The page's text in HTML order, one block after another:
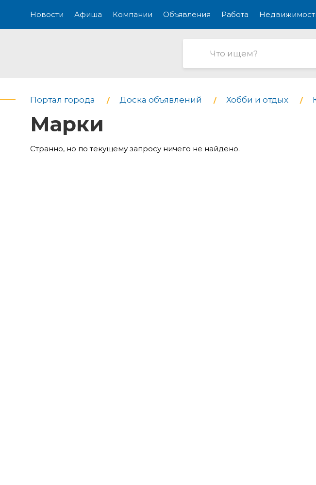
Новости Афиша Компании Объявления Работа
Портал города Доска объявлений Хобби и отдых
Марки
Странно, но по текущему запросу ничего не найдено.